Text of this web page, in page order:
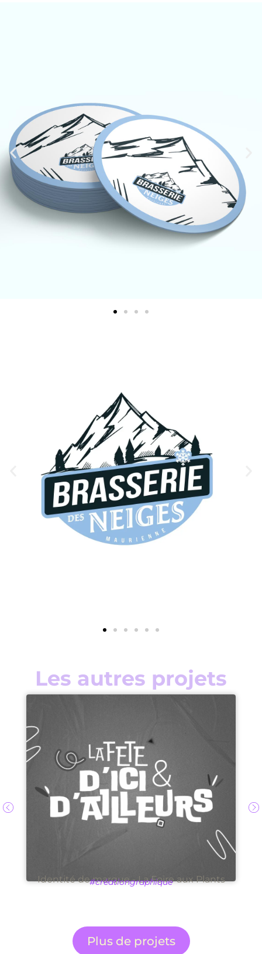
Les autres projets
Identité de marque - La Foire aux Plants
#créationgraphique
Plus de projets